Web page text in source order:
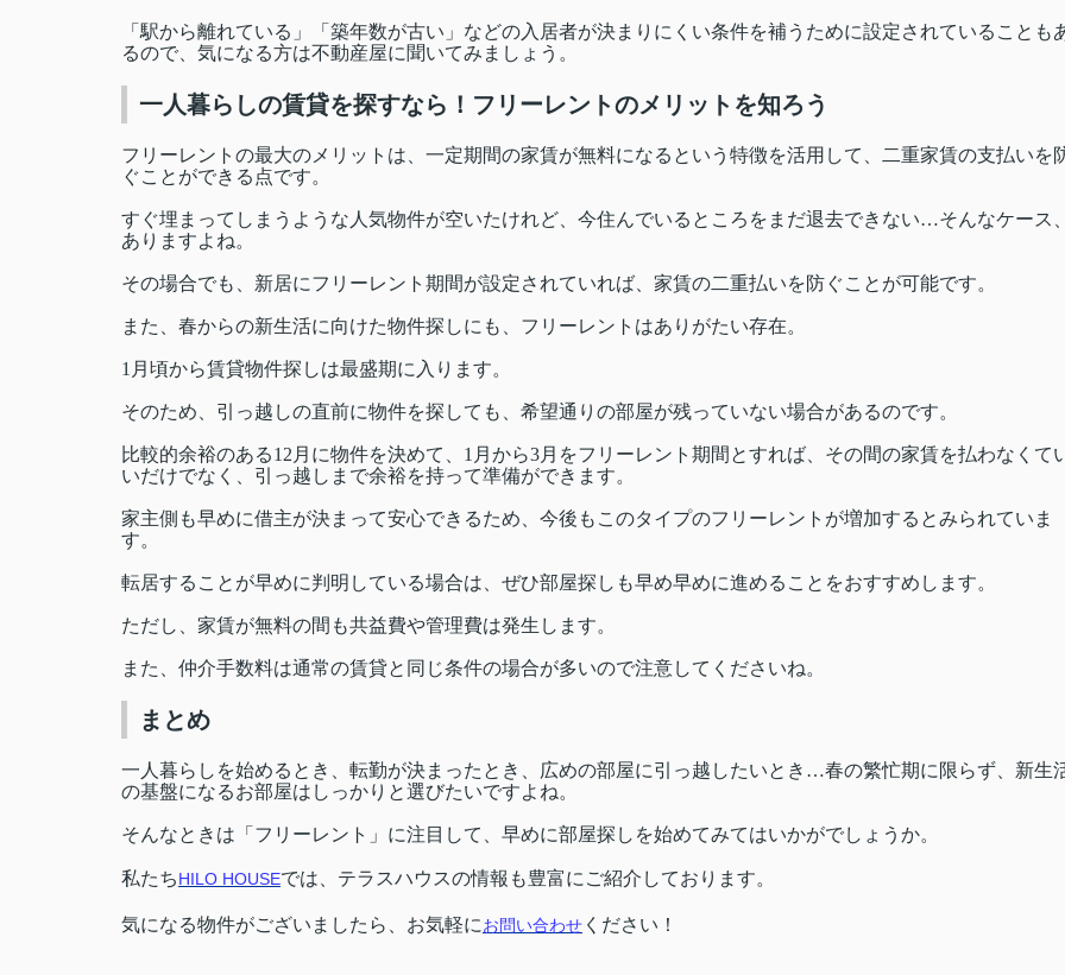
「駅から離れている」「築年数が古い」などの入居者が決まりにくい条件を補うために設定されていることも
るので、気になる方は不動産屋に聞いてみましょう。
一人暮らしの賃貸を探すなら！フリーレントのメリットを知ろう
フリーレントの最大のメリットは、一定期間の家賃が無料になるという特徴を活用して、二重家賃の支払いを
ぐことができる点です。
すぐ埋まってしまうような人気物件が空いたけれど、今住んでいるところをまだ退去できない…そんなケース
ありますよね。
その場合でも、新居にフリーレント期間が設定されていれば、家賃の二重払いを防ぐことが可能です。
また、春からの新生活に向けた物件探しにも、フリーレントはありがたい存在。
1月頃から賃貸物件探しは最盛期に入ります。
そのため、引っ越しの直前に物件を探しても、希望通りの部屋が残っていない場合があるのです。
比較的余裕のある12月に物件を決めて、1月から3月をフリーレント期間とすれば、その間の家賃を払わなくて
いだけでなく、引っ越しまで余裕を持って準備ができます。
家主側も早めに借主が決まって安心できるため、今後もこのタイプのフリーレントが増加するとみられていま
す。
転居することが早めに判明している場合は、ぜひ部屋探しも早め早めに進めることをおすすめします。
ただし、家賃が無料の間も共益費や管理費は発生します。
また、仲介手数料は通常の賃貸と同じ条件の場合が多いので注意してくださいね。
まとめ
一人暮らしを始めるとき、転勤が決まったとき、広めの部屋に引っ越したいとき…春の繁忙期に限らず、新生
の基盤になるお部屋はしっかりと選びたいですよね。
そんなときは「フリーレント」に注目して、早めに部屋探しを始めてみてはいかがでしょうか。
私たちHILO HOUSEでは、テラスハウスの情報も豊富にご紹介しております。
気になる物件がございましたら、お気軽にお問い合わせ ください！